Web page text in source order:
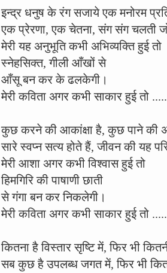
इन्द्र धनुष के रंग सजाये एक मनोरम
एक प्रेरणा, एक चेतना, संग संग चलती
मेरी यह अनुभूति कभी अभिव्यक्ति हुई तो
स्नेहसिक्त, गीली आँखों से
आँसू बन कर के ढलकेगी।
मेरी कविता अगर कभी साकार हुई तो
कुछ करने की आकांक्षा है, कुछ पाने की
सारे स्वप्न सत्य होते हैं, जीवन की यह
मेरी आशा अगर कभी विश्वास हुई तो
हिमगिरि की पाषाणी छाती
से गंगा बन कर निकलेगी।
मेरी कविता अगर कभी साकार हुई तो
कितना है विस्तार सृष्टि में, फिर भी
सब कुछ है उपलब्ध जगत में, फिर भी